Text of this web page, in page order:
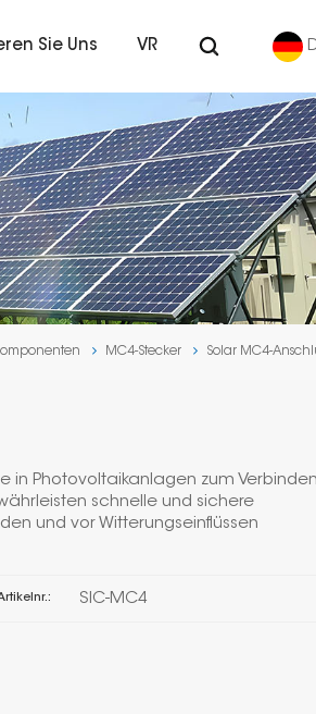
Sie Uns VR
MC4-Stecker Solar MC4-
in Photovoltaikanlagen zum Verbinden
schnelle und sichere
und vor Witterungseinflüssen
SIC-MC4